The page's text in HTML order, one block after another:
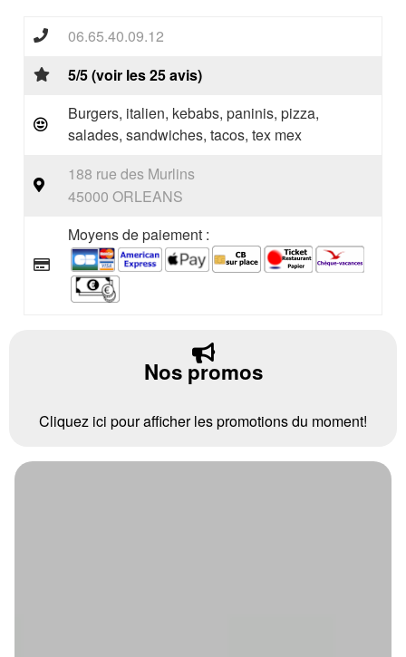
06.65.40.09.12
5/5 (voir les 25 avis)
Burgers, italien, kebabs, paninis, pizza,
salades, sandwiches, tacos, tex mex
188 rue des Murlins
45000 ORLEANS
Moyens de paiement :
Nos promos
Cliquez ici pour afficher les promotions du moment!